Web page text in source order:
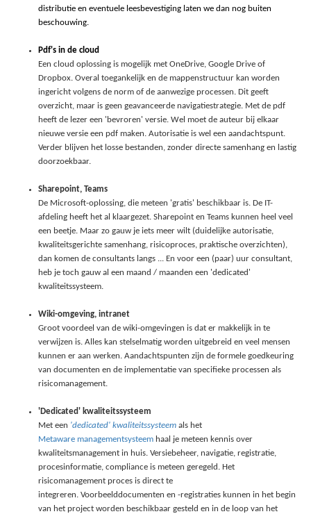
distributie en eventuele leesbevestiging laten we dan nog buiten
beschouwing.
Pdf's in de cloud
Een cloud oplossing is mogelijk met OneDrive, Google Drive of
Dropbox. Overal toegankelijk en de mappenstructuur kan worden
ingericht volgens de norm of de aanwezige processen. Dit geeft
overzicht, maar is geen geavanceerde navigatiestrategie. Met de pdf
heeft de lezer een 'bevroren' versie. Wel moet de auteur bij elkaar
nieuwe versie een pdf maken. Autorisatie is wel een aandachtspunt.
Verder blijven het losse bestanden, zonder directe samenhang en lastig
doorzoekbaar.
Sharepoint, Teams
De Microsoft-oplossing, die meteen 'gratis' beschikbaar is. De IT-
afdeling heeft het al klaargezet. Sharepoint en Teams kunnen heel veel
een beetje. Maar zo gauw je iets meer wilt (duidelijke autorisatie,
kwaliteitsgerichte samenhang, risicoproces, praktische overzichten),
dan komen de consultants langs ... En voor een (paar) uur consultant,
heb je toch gauw al een maand / maanden een 'dedicated'
kwaliteitssysteem.
Wiki-omgeving, intranet
Groot voordeel van de wiki-omgevingen is dat er makkelijk in te
verwijzen is. Alles kan stelselmatig worden uitgebreid en veel mensen
kunnen er aan werken. Aandachtspunten zijn de formele goedkeuring
van documenten en de implementatie van specifieke processen als
risicomanagement.
'Dedicated' kwaliteitssysteem
Met een 'dedicated' kwaliteitssysteem als het
Metaware managementsysteem haal je meteen kennis over
kwaliteitsmanagement in huis. Versiebeheer, navigatie, registratie,
procesinformatie, compliance is meteen geregeld. Het
risicomanagement proces is direct te
integreren. Voorbeelddocumenten en -registraties kunnen in het begin
van het project worden beschikbaar gesteld en in de loop van het